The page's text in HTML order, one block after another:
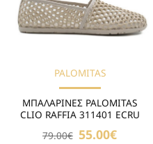
Επιθυμιών
PALOMITAS
ΜΠΑΛΑΡΙΝΕΣ PALOMITAS
CLIO RAFFIA 311401 ECRU
79.00€ Original
55.00€Η